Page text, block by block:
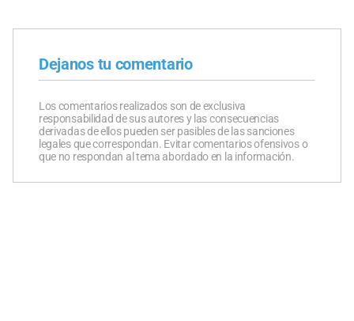
Dejanos tu comentario
Los comentarios realizados son de exclusiva
responsabilidad de sus autores y las consecuencias
derivadas de ellos pueden ser pasibles de las sanciones
legales que correspondan. Evitar comentarios ofensivos o
que no respondan al tema abordado en la información.